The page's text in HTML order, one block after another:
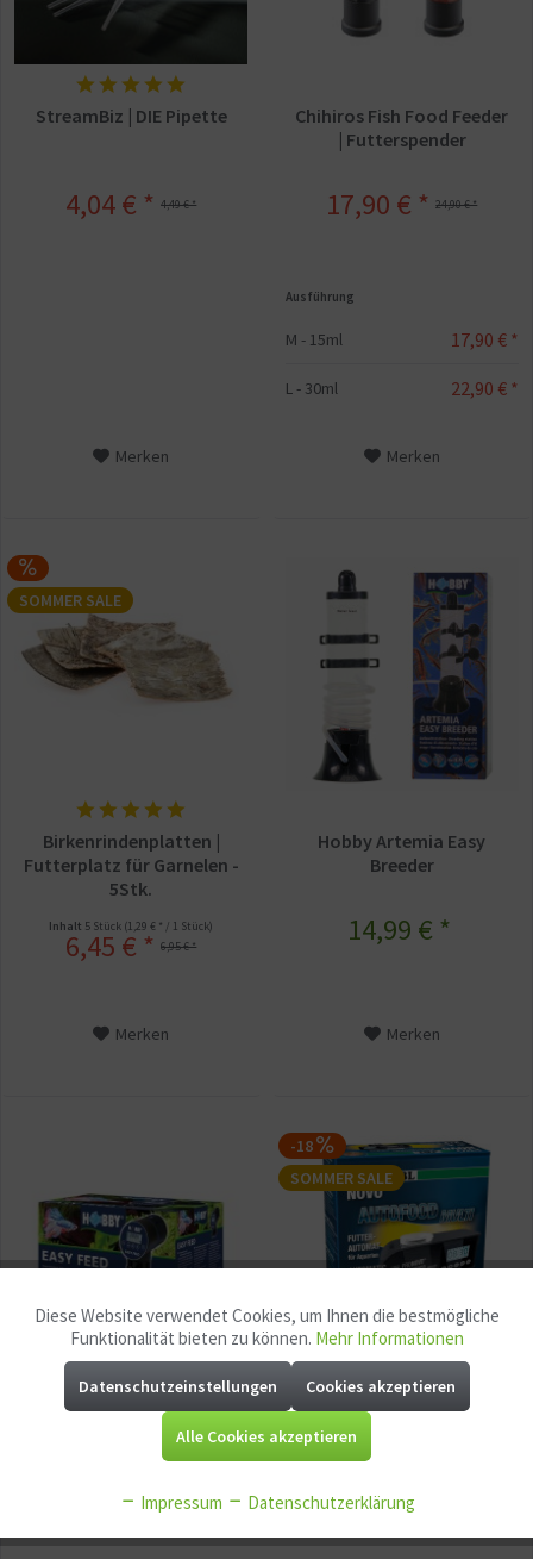
StreamBiz | DIE Pipette
4,49 € *
4,04 € *
Merken
Chihiros Fish Food Feeder
| Futterspender
17,90 € * 24,90 € *
Ausführung
M - 15ml 17,90 € *
L - 30ml 22,90 € *
Merken
SOMMER SALE
Birkenrindenplatten |
Futterplatz für Garnelen -
5Stk.
Inhalt 5 Stück (1,29 € * / 1 Stück)
6,95 € *
6,45 € *
Merken
Hobby Artemia Easy
Breeder
14,99 € *
Merken
Hobby Easy Feed,
Futterautomat
29,90 € *
-18
SOMMER SALE
JBL | PRONOVO AUTOFOOD
MULTI Futterautomat
48,90 € *
Funktionale Aktiv
Marketing Aktiv
Service Aktiv
Diese Website verwendet Cookies, um Ihnen die bestmögliche
Funktionalität bieten zu können. Mehr Informationen
Datenschutzeinstellungen Cookies akzeptieren
Alle Cookies akzeptieren
Impressum Datenschutzerklärung